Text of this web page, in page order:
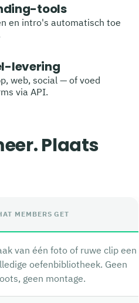
tools
en intro's automatisch toe
levering
web, social — of voed
via API.
Plaats
MEMBERS GET
van één foto of ruwe clip een
oefenbibliotheek. Geen
geen montage.